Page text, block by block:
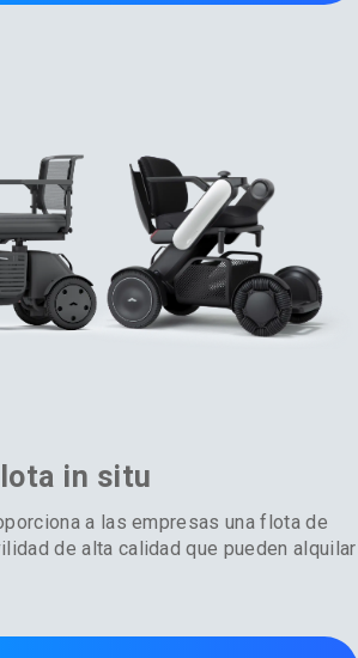
in situ
a las empresas una flota de
de alta calidad que pueden alquilar